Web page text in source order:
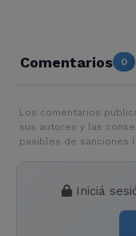
Comentarios 0
Los comentarios
sus autores y las
pasibles de sanciones
Iniciá